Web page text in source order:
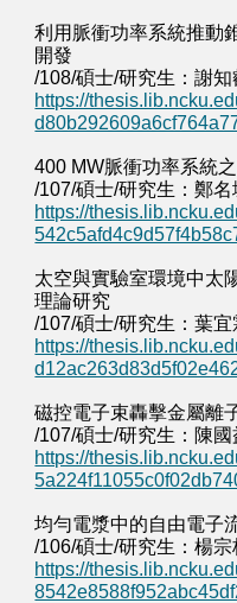
利用脈衝功率系統推動
開發
/108/碩士/研究生：謝
https://
400 MW脈衝功率系統
/107/碩士/研究生：鄭
https://
太空與實驗室環境中太
理論研究
/107/碩士/研究生：葉
https://
磁控電子束轟擊金屬離
/107/碩士/研究生：陳
https://
均勻電漿中的自由電子
/106/碩士/研究生：楊
https://